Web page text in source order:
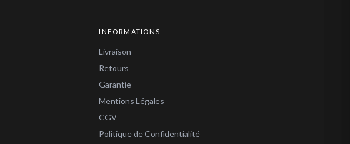
INFORMATIONS
Livraison
Retours
Garantie
Mentions Légales
CGV
Politique de Confidentialité